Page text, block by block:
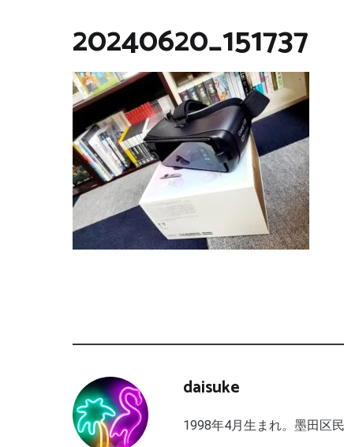
20240620_151737
daisuke
1998年4月生まれ。墨田区